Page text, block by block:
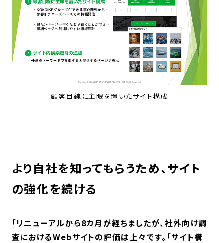
顧客目線に主眼を置いたサイト構成
より自社を知ってもらうため、サイト
の強化を続ける
「リニューアルから8カ月が経ちましたが、社外向け調
査におけるWebサイトの評価は上々です。「サイト構